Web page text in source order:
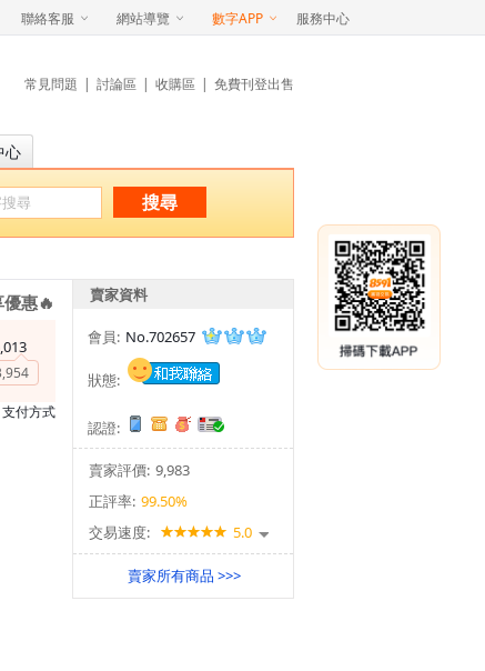
聯絡客服 網站導覽 數字APP 服務中心
常見問題 | 討論區 | 收購區 | 免費刊登出售
心
搜尋
惠🔥
支付方式
賣家資料
會員: No.702657
狀態:
認證:
賣家評價: 9,983
正評率: 99.50%
交易速度:
5.0
賣家所有商品 >>>